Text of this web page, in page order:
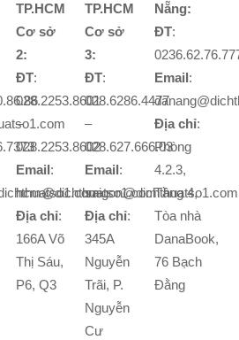
TP.HCM
Cơ sở
2:
ĐT:
028.2253.8601
–
028.2253.8602
Email:
hcm@dichthuatso1.com
Địa chỉ:
166A Võ
Thị Sáu,
P6, Q3
TP.HCM
Cơ sở
3:
ĐT:
028.6286.4477
–
028.627.666.03
Email:
saigon@dichthuatso1.com
Địa chỉ:
345A
Nguyễn
Trãi, P.
Nguyễn
Cư
Nẵng:
ĐT:
Email:
Địa chỉ:
Phòng
4.2.3,
Tầng 4,
Tòa nhà
DanaBook,
76 Bạch
Đằng